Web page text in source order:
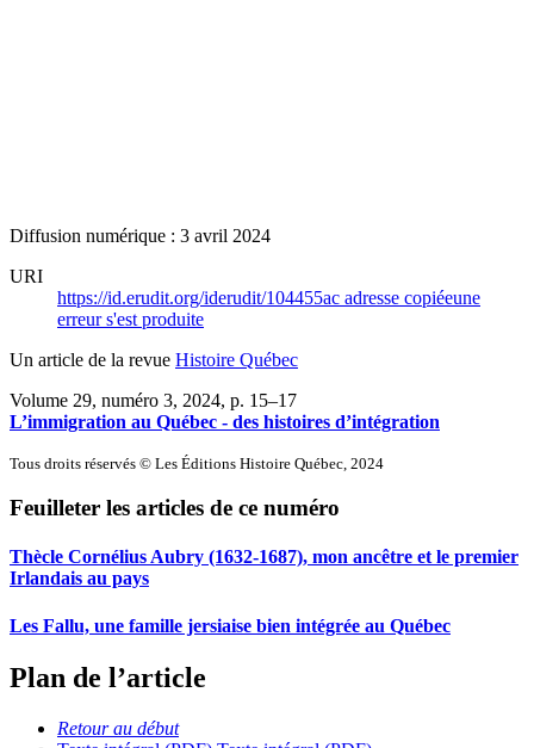
Diffusion numérique : 3 avril 2024
URI
https://id.erudit.org/iderudit/104455ac adresse copiéeune
erreur s'est produite
Un article de la revue Histoire Québec
Volume 29, numéro 3, 2024, p. 15–17
L’immigration au Québec - des histoires d’intégration
Tous droits réservés © Les Éditions Histoire Québec, 2024
Feuilleter les articles de ce numéro
Thècle Cornélius Aubry (1632-1687), mon ancêtre et le premier
Irlandais au pays
Les Fallu, une famille jersiaise bien intégrée au Québec
Plan de l’article
Retour au début